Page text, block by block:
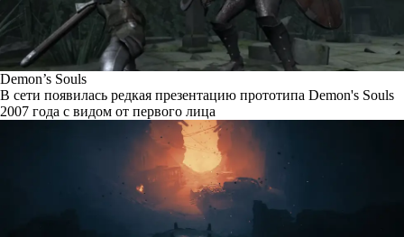
Demon’s Souls
В сети появилась редкая презентацию прототипа Demon's Souls
2007 года с видом от первого лица